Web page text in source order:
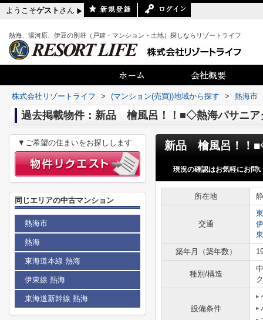
ようこそゲスト さん
熱海、湯河原、伊豆の別荘（戸建・マンション・土地）探しならリゾートライフ
株式会社リゾートライフ > (マンション(売買))地域から探す > 熱海市
過去掲載物件：新品 檜風呂！！■◇熱海パサニ
現況の確認はお気軽にお問
所在地
交通
築年月（築年数）
種別/構造
設備条件
▼ご希望の住まいをお探しします
同じエリアの中古マンション
熱海市
熱海
東海道本線 熱海
伊東線 熱海
東海道新幹線 熱海